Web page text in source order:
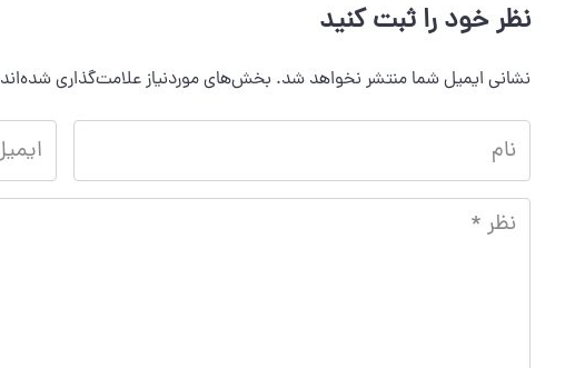
نظر خود را ثبت کنید
نشانی ایمیل شما منتشر نخواهد شد. بخش‌های موردنیاز علامت‌گذاری شده‌اند